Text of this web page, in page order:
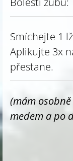
Smíchejte 1
Aplikujte 3x
přestane.
(mám
medem a po